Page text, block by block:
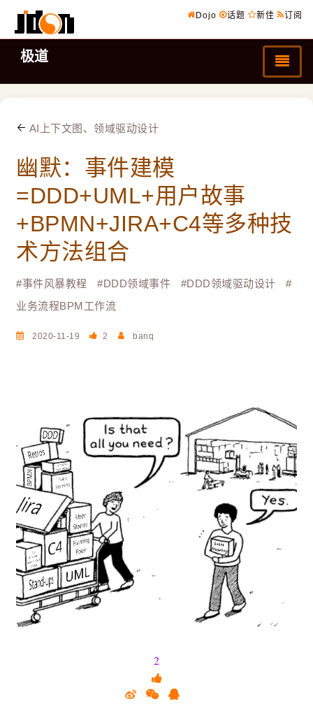
Dojo 话题 新佳 订阅
极道
AI上下文图、领域驱动设计
幽默：事件建模
=DDD+UML+用户故事
+BPMN+JIRA+C4等多种技
术方法组合
#事件风暴教程 #DDD领域事件 #DDD领域驱动设计
#
业务流程BPM工作流
2020-11-19 2 banq
2